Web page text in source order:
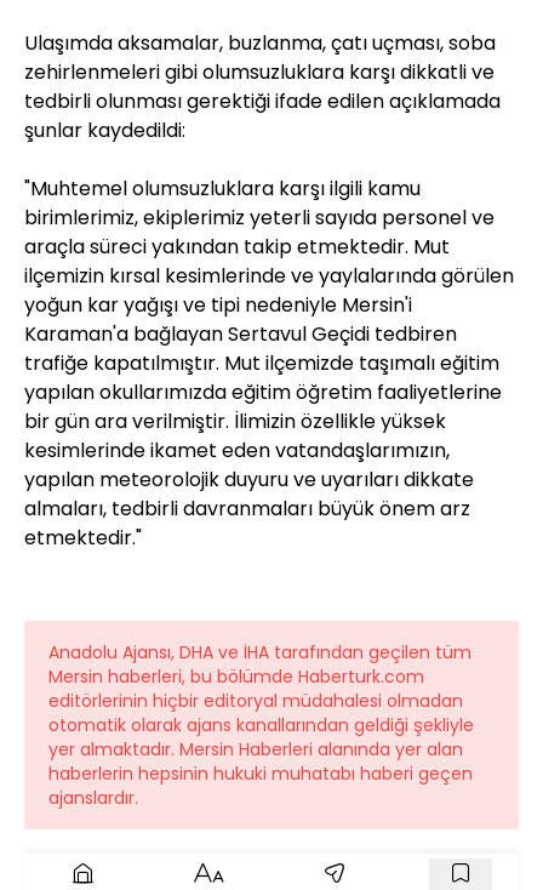
Ulaşımda aksamalar, buzlanma, çatı uçması, soba
zehirlenmeleri gibi olumsuzluklara karşı dikkatli ve
tedbirli olunması gerektiği ifade edilen açıklamada
şunlar kaydedildi:
"Muhtemel olumsuzluklara karşı ilgili kamu
birimlerimiz, ekiplerimiz yeterli sayıda personel ve
araçla süreci yakından takip etmektedir. Mut
ilçemizin kırsal kesimlerinde ve yaylalarında görülen
yoğun kar yağışı ve tipi nedeniyle Mersin'i
Karaman'a bağlayan Sertavul Geçidi tedbiren
trafiğe kapatılmıştır. Mut ilçemizde taşımalı eğitim
yapılan okullarımızda eğitim öğretim faaliyetlerine
bir gün ara verilmiştir. İlimizin özellikle yüksek
kesimlerinde ikamet eden vatandaşlarımızın,
yapılan meteorolojik duyuru ve uyarıları dikkate
almaları, tedbirli davranmaları büyük önem arz
etmektedir."
Anadolu Ajansı, DHA ve İHA tarafından geçilen tüm
Mersin haberleri, bu bölümde Haberturk.com
editörlerinin hiçbir editoryal müdahalesi olmadan
otomatik olarak ajans kanallarından geldiği şekliyle
yer almaktadır. Mersin Haberleri alanında yer alan
haberlerin hepsinin hukuki muhatabı haberi geçen
ajanslardır.